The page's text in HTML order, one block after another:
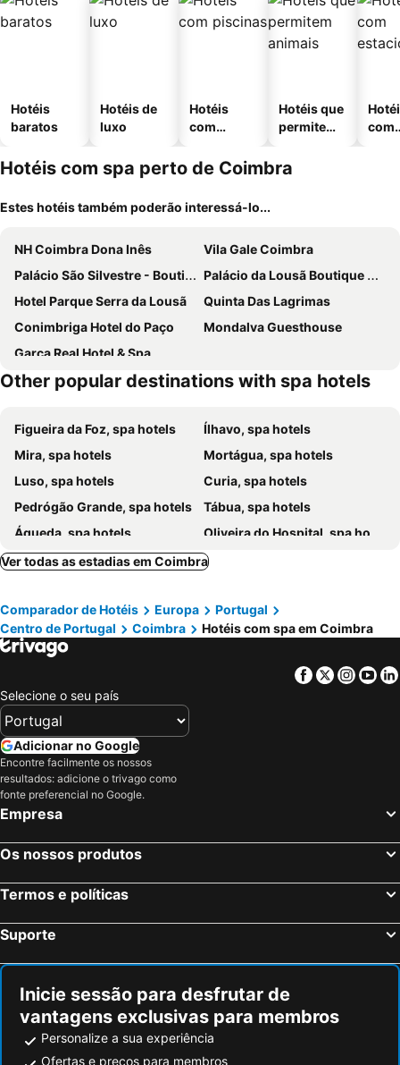
Hotéis
baratos
Hotéis de
luxo
Hotéis
com
Hotéis que
permitem
com
Hotéis com spa perto de Coimbra
Estes hotéis também poderão interessá-lo...
NH Coimbra Dona Inês
Vila Gale Coimbra
Palácio São Silvestre - Boutique Hotel
Palácio da Lousã Boutique Hotel
Hotel Parque Serra da Lousã
Quinta Das Lagrimas
Conimbriga Hotel do Paço
Mondalva Guesthouse
Garça Real Hotel & Spa
Other popular destinations with spa hotels
Figueira da Foz, spa hotels
Ílhavo, spa hotels
Mira, spa hotels
Mortágua, spa hotels
Luso, spa hotels
Curia, spa hotels
Pedrógão Grande, spa hotels
Tábua, spa hotels
Águeda, spa hotels
Oliveira do Hospital, spa hotels
Pombal, spa hotels
Penela, spa hotels
Anadia, spa hotels
Condeixa a Nova, spa hotels
Penacova, spa hotels
Oliveira do Bairro, spa hotels
Tondela, spa hotels
Arganil, spa hotels
Cantanhede, spa hotels
Figueiró dos Vinhos, spa hotels
Vila Nova de Poiares, spa hotels
Castanheira de Pera, spa hotels
Ansião, spa hotels
Ver todas as estadias em Coimbra
Comparador de Hotéis Europa
Portugal
Centro de Portugal
Coimbra Hotéis com spa em Coimbra
Facebook
Twitter
Selecione o seu país
Adicionar no Google
Encontre facilmente os nossos
resultados: adicione o trivago como
fonte preferencial no Google.
Empresa
Os nossos produtos
Termos e políticas
Suporte
Inicie sessão para desfrutar de
vantagens exclusivas para membros
Personalize a sua experiência
Ofertas e preços para membros